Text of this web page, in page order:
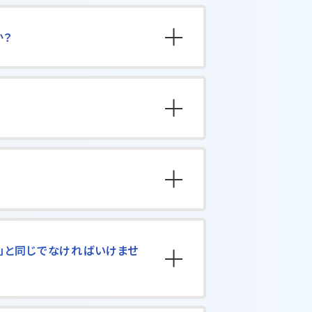
と同じでなければいけませ